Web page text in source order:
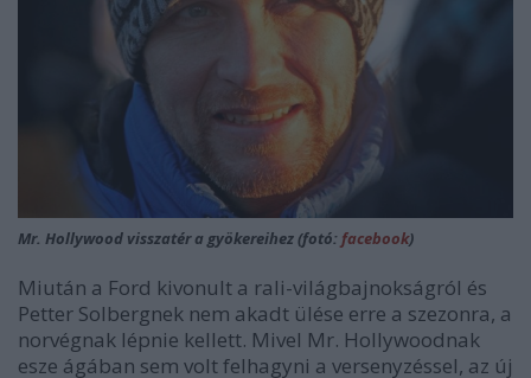
Mr. Hollywood visszatér a gyökereihez (fotó: facebook)
Miután a Ford kivonult a rali-világbajnokságról és
Petter Solbergnek nem akadt ülése erre a szezonra, a
norvégnak lépnie kellett. Mivel Mr. Hollywoodnak
esze ágában sem volt felhagyni a versenyzéssel, az új